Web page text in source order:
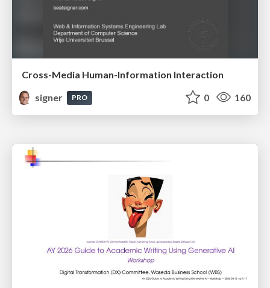
Cross-Media Human-Information Interaction
signer
PRO 0 160